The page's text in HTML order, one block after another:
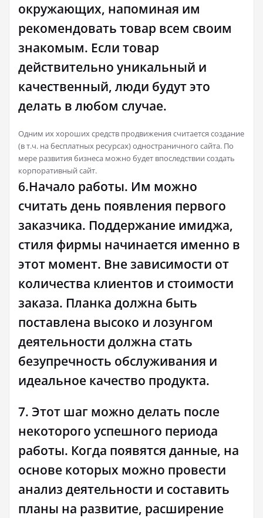
окружающих, напоминая им
рекомендовать товар всем своим
знакомым. Если товар
действительно уникальный и
качественный, люди будут это
делать в любом случае.
Одним их хороших средств продвижения считается создание
(в т.ч. на бесплатных ресурсах) одностраничного сайта. По
мере развития бизнеса можно будет впоследствии создать
корпоративный сайт.
6.Начало работы. Им можно
считать день появления первого
заказчика. Поддержание имиджа,
стиля фирмы начинается именно в
этот момент. Вне зависимости от
количества клиентов и стоимости
заказа. Планка должна быть
поставлена высоко и лозунгом
деятельности должна стать
безупречность обслуживания и
идеальное качество продукта.
7. Этот шаг можно делать после
некоторого успешного периода
работы. Когда появятся данные, на
основе которых можно провести
анализ деятельности и составить
планы на развитие, расширение